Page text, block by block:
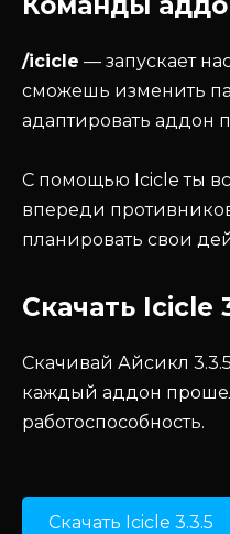
/icicle — запускает
сможешь изменить
адаптировать аддон
С помощью Icicle ты
впереди
планировать свои
Скачать Icicle
Скачивай Айсикл
каждый аддон
работоспособность.
Скачать Icicle 3.3.5